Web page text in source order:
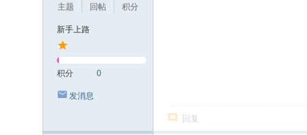
主题
回帖
积分
新手上路
积分 0
发消息
回复